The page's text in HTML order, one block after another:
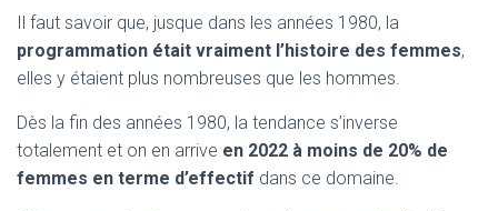
Il faut savoir que, jusque dans les années 1980, la
programmation était vraiment l’histoire des femmes,
elles y étaient plus nombreuses que les hommes.
Dès la fin des années 1980, la tendance s’inverse
totalement et on en arrive en 2022 à moins de 20% de
femmes en terme d’effectif dans ce domaine.